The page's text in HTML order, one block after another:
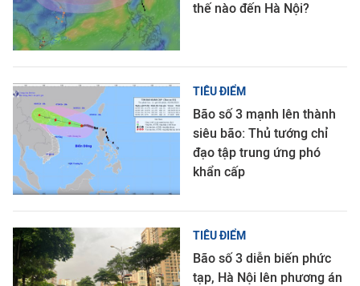
thế nào đến Hà Nội?
TIÊU ĐIỂM
Bão số 3 mạnh lên thành
siêu bão: Thủ tướng chỉ
đạo tập trung ứng phó
khẩn cấp
TIÊU ĐIỂM
Bão số 3 diễn biến phức
tạp, Hà Nội lên phương án